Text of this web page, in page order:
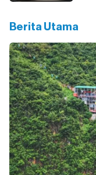
Berita Utama